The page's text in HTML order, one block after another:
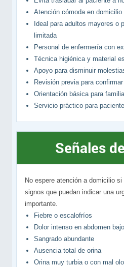
Atención cómoda en domicilio
Ideal para adultos mayores o
limitada
Personal de enfermería con
Técnica higiénica y material
Apoyo para disminuir
Revisión previa para
Orientación básica para
Servicio práctico para
Señales
No espere atención a domicilio
signos que puedan indicar una
importante.
Fiebre o escalofríos
Dolor intenso en abdomen
Sangrado abundante
Ausencia total de orina
Orina muy turbia o con mal